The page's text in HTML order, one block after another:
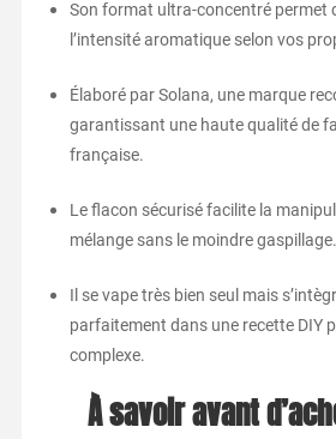
Son format ultra-concentré permet
l’intensité aromatique selon vos
Élaboré par Solana, une marque
garantissant une haute qualité de
française.
Le flacon sécurisé facilite la
mélange sans le moindre gaspillage.
Il se vape très bien seul mais
parfaitement dans une recette DIY
complexe.
À savoir avant